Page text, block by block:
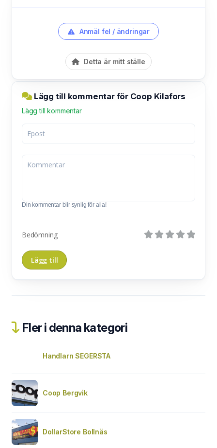
Anmäl fel / ändringar
Detta är mitt ställe
Lägg till kommentar för Coop Kilafors
Lägg till kommentar
Din kommentar blir synlig för alla!
Bedömning
Fler i denna kategori
Handlarn SEGERSTA
Coop Bergvik
DollarStore Bollnäs